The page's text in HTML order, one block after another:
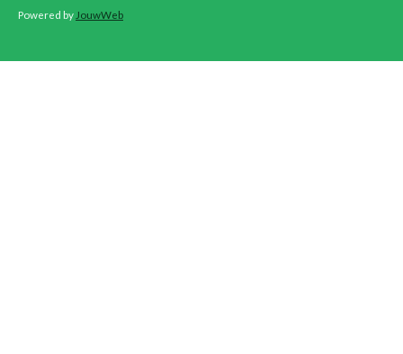
Powered by JouwWeb